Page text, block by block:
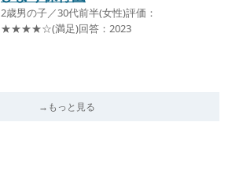
2歳男の子／30代前半(女性)評価：
★★★★☆(満足)回答：2023
→もっと見る